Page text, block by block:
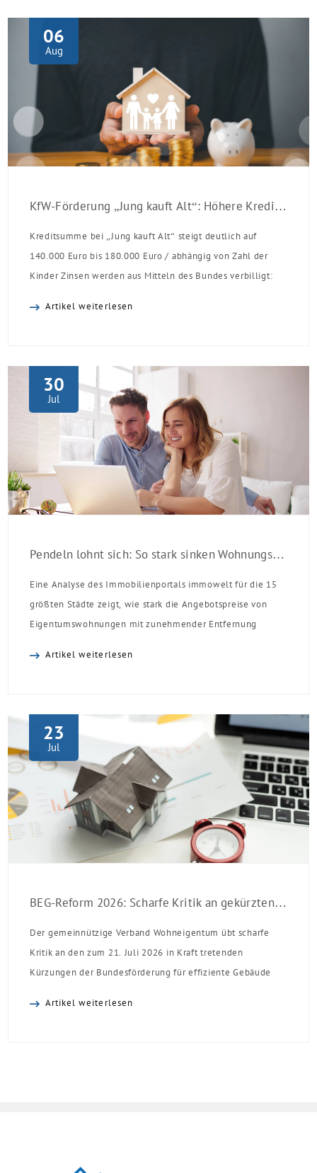
06
Aug
KfW-Förderung „Jung kauft Alt“: Höhere Kredite ab August 2026
Kreditsumme bei „Jung kauft Alt“ steigt deutlich auf
140.000 Euro bis 180.000 Euro / abhängig von Zahl der
Kinder Zinsen werden aus Mitteln des Bundes verbilligt:
Einzelmaßnahmen […]
Artikel weiterlesen
30
Jul
Pendeln lohnt sich: So stark sinken Wohnungspreise im Umland
Eine Analyse des Immobilienportals immowelt für die 15
größten Städte zeigt, wie stark die Angebotspreise von
Eigentumswohnungen mit zunehmender Entfernung
Artikel weiterlesen
23
Jul
BEG-Reform 2026: Scharfe Kritik an gekürzten Sanierungsförderungen
Der gemeinnützige Verband Wohneigentum übt scharfe
Kritik an den zum 21. Juli 2026 in Kraft tretenden
Kürzungen der Bundesförderung für effiziente Gebäude
Artikel weiterlesen